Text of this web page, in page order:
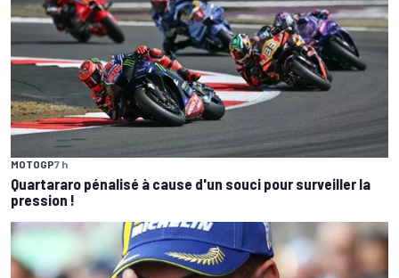
MOTOGP7 h
Quartararo pénalisé à cause d'un souci pour surveiller la
pression !